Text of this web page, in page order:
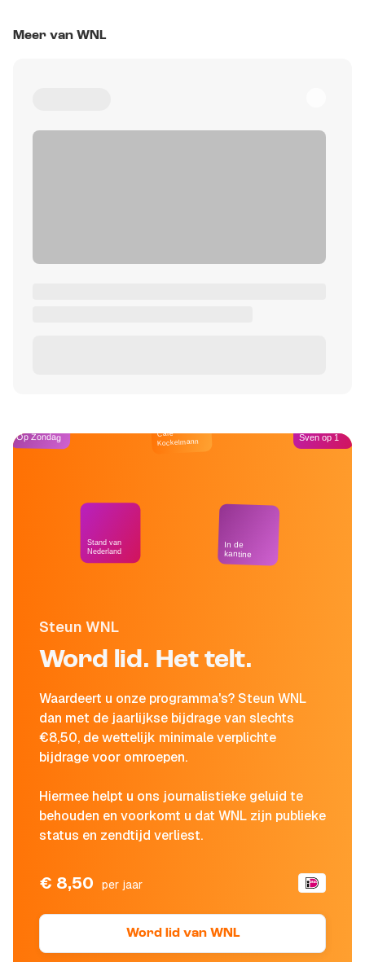
Meer van WNL
Steun WNL
Word lid. Het telt.
Waardeert u onze programma's? Steun WNL
dan met de jaarlijkse bijdrage van slechts
€8,50, de wettelijk minimale verplichte
bijdrage voor omroepen.
Hiermee helpt u ons journalistieke geluid te
behouden en voorkomt u dat WNL zijn publieke
status en zendtijd verliest.
€ 8,50 per jaar
Word lid van WNL
Op Zondag
Stand van
Nederland
Café
Kockelmann
In de
kantine
Sven op 1